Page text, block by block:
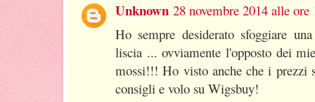
Unknown 28 novembre 2014 alle ore
Ho sempre desiderato sfoggiare
liscia ... ovviamente l'opposto dei
mossi!!! Ho visto anche che i prezzi
consigli e volo su Wigsbuy!